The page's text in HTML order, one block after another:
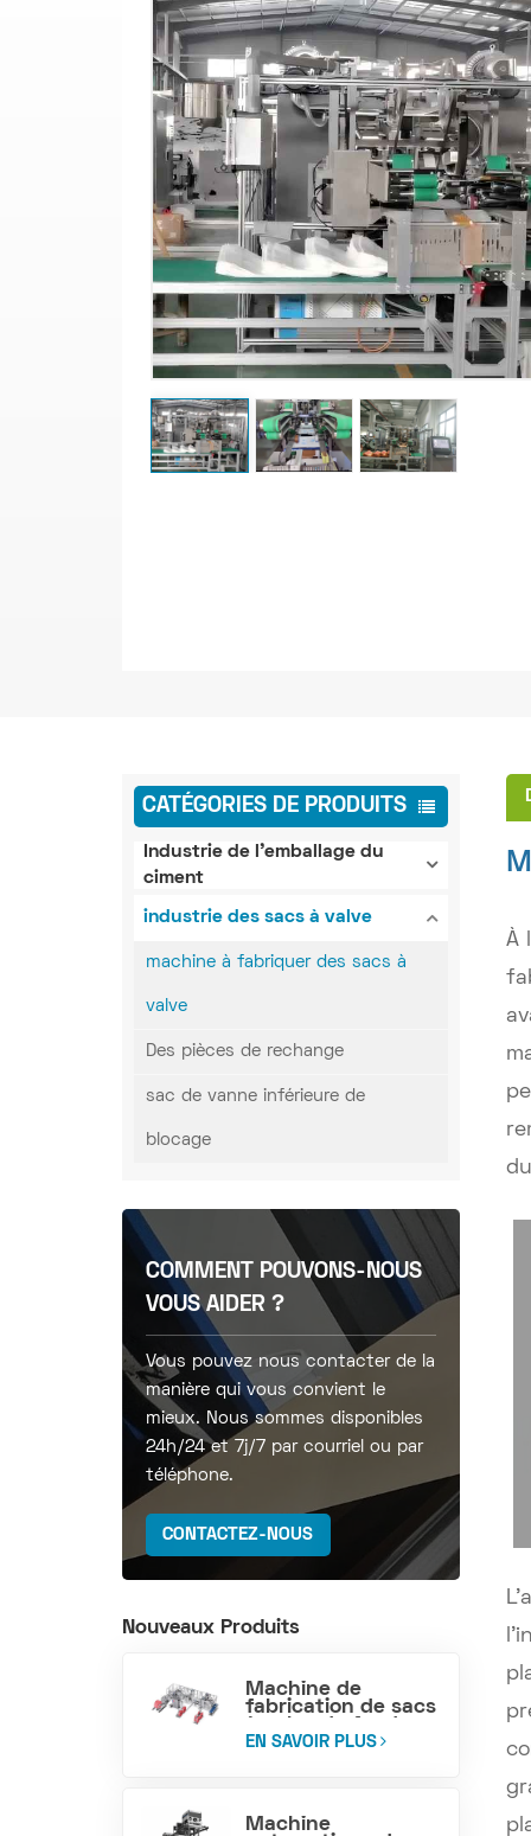
CATÉGORIES DE PRODUITS
Industrie de l'emballage du
ciment
industrie des sacs à valve
machine à fabriquer des sacs à
valve
Des pièces de rechange
sac de vanne inférieure de
blocage
COMMENT POUVONS-NOUS
VOUS AIDER ?
Vous pouvez nous contacter de la
manière qui vous convient le
mieux. Nous sommes disponibles
24h/24 et 7j/7 par courriel ou par
téléphone.
CONTACTEZ-NOUS
Nouveaux Produits
Machine de
fabrication de sacs
bloc tissé PP
EN SAVOIR PLUS
Machine
À